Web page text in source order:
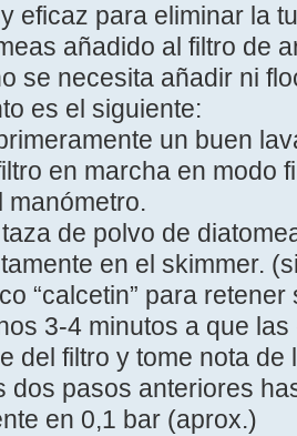
eficaz para eliminar la
añadido al filtro de
se necesita añadir ni
es el siguiente:
un buen
en marcha en modo
manómetro.
taza de polvo de
en el skimmer.
“calcetin” para
3-4 minutos a que
del filtro y tome nota
dos pasos anteriores
en 0,1 bar (aprox.)